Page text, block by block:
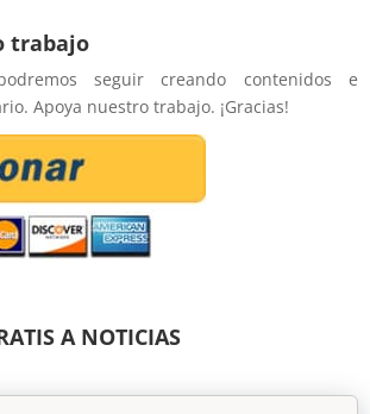
trabajo
seguir creando contenidos e
Apoya nuestro trabajo. ¡Gracias!
A NOTICIAS